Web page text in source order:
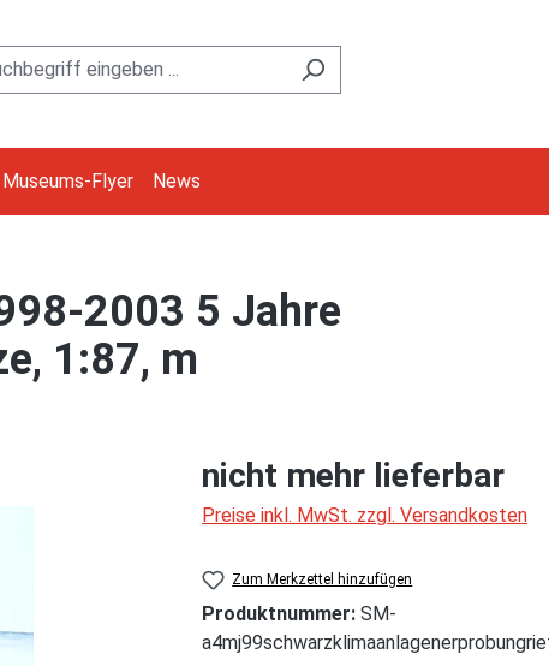
Museums-Flyer News
2003 5 Jahre
1:87, m
nicht mehr lieferbar
Preise inkl. MwSt. zzgl. Versandkosten
Zum Merkzettel hinzufügen
Produktnummer: SM-